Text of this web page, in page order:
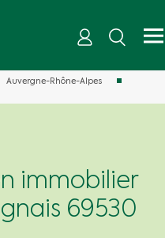
Auvergne-Rhône-Alpes
immobilier
69530